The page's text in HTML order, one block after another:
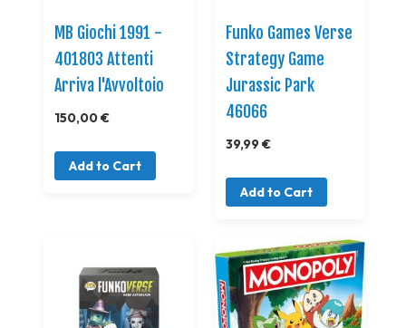
MB Giochi 1991 -
401803 Attenti
Arriva l'Avvoltoio
150,00 €
Add to Cart
Funko Games Verse
Strategy Game
Jurassic Park
46066
39,99 €
Add to Cart